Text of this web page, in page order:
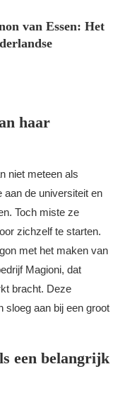
van Essen: Het
haar
niet meteen als
aan de universiteit en
Toch miste ze
zichzelf te starten.
met het maken van
Magioni, dat
bracht. Deze
sloeg aan bij een groot
een belangrijk